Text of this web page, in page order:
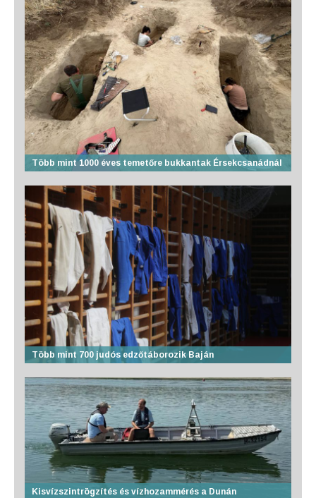
Több mint 1000 éves temetőre bukkantak Érsekcsanádnál
Több mint 700 judós edzőtáborozik Baján
Kisvízszintrögzítés és vízhozammérés a Dunán